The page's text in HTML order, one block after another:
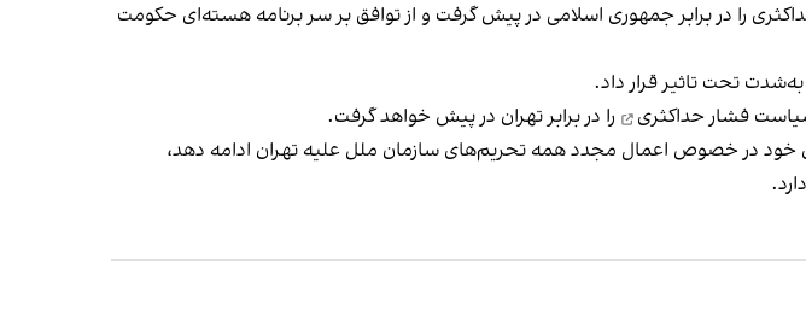
در کاخ سفید بین سال‌های ۲۰۱۷ و ۲۰۲۱، سیاست فشار حداکثری را در برابر جمهوری اسلامی در پیش گرفت و از توافق بر سر برنامه هسته‌ای حکومت
تحت تاثیر قرار داد.
فشار حداکثری
را در برابر تهران در پیش خواهد گرفت.
خود در خصوص اعمال مجدد همه تحریم‌های سازمان ملل علیه تهران ادامه دهد،